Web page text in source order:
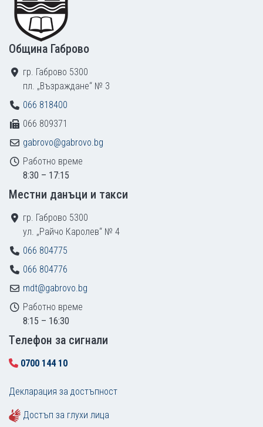
Община Габрово
гр. Габрово 5300
пл. „Възраждане“ № 3
066 818400
066 809371
gabrovo@gabrovo.bg
Работно време
8:30 – 17:15
Местни данъци и такси
гр. Габрово 5300
ул. „Райчо Каролев“ № 4
066 804775
066 804776
mdt@gabrovo.bg
Работно време
8:15 – 16:30
Tелефон за сигнали
0700 144 10
Декларация за достъпност
Достъп за глухи лица